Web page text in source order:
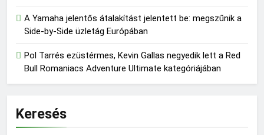
A Yamaha jelentős átalakítást jelentett be: megszűnik a
Side-by-Side üzletág Európában
Pol Tarrés ezüstérmes, Kevin Gallas negyedik lett a Red
Bull Romaniacs Adventure Ultimate kategóriájában
Keresés